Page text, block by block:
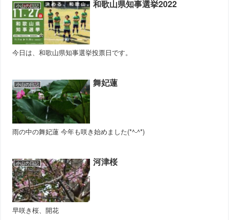
小山の日記 和歌山県知事選挙2022
今日は、和歌山県知事選挙投票日です。
小山の日記 舞妃蓮
雨の中の舞妃蓮 今年も咲き始めました(*^-^*)
小山の日記 河津桜
早咲き桜、開花